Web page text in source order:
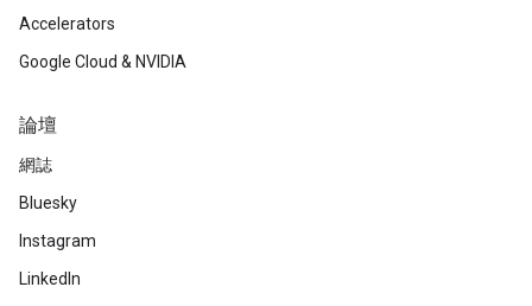
Accelerators
Google Cloud & NVIDIA
論壇
網誌
Bluesky
Instagram
LinkedIn